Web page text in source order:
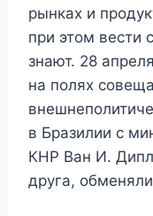
рынках и
при этом вести
знают. 28
на полях
в Бразилии с
КНР Ван И.
друга,